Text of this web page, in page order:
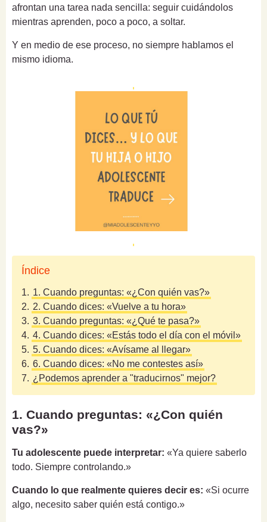
afrontan una tarea nada sencilla: seguir cuidándolos
mientras aprenden, poco a poco, a soltar.
Y en medio de ese proceso, no siempre hablamos el
mismo idioma.
Índice
1. 1. Cuando preguntas: «¿Con quién vas?»
2. 2. Cuando dices: «Vuelve a tu hora»
3. 3. Cuando preguntas: «¿Qué te pasa?»
4. 4. Cuando dices: «Estás todo el día con el móvil»
5. 5. Cuando dices: «Avísame al llegar»
6. 6. Cuando dices: «No me contestes así»
7. ¿Podemos aprender a "traducirnos" mejor?
1. Cuando preguntas: «¿Con quién
vas?»
Tu adolescente puede interpretar: «Ya quiere saberlo
todo. Siempre controlando.»
Cuando lo que realmente quieres decir es: «Si ocurre
algo, necesito saber quién está contigo.»